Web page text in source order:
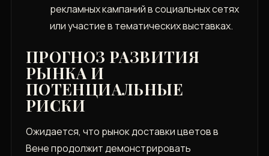
рекламных кампаний в социальных сетях
или участие в тематических выставках.
ПРОГНОЗ РАЗВИТИЯ
РЫНКА И
ПОТЕНЦИАЛЬНЫЕ
РИСКИ
Ожидается, что рынок доставки цветов в
Вене продолжит демонстрировать